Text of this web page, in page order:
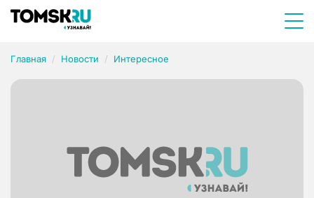
Главная Новости Интересное